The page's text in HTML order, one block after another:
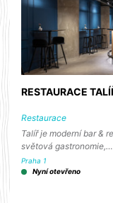
RESTAURACE
Restaurace
Talíř je moderní bar &
světová gastronomie,…
Praha 1
Nyní otevřeno